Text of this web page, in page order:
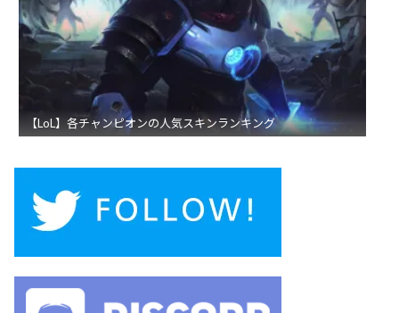
【LoL】各チャンピオンの人気スキンランキング